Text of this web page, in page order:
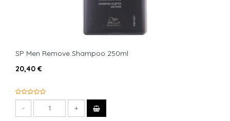
SP Men Remove Shampoo 250ml
20,40 €